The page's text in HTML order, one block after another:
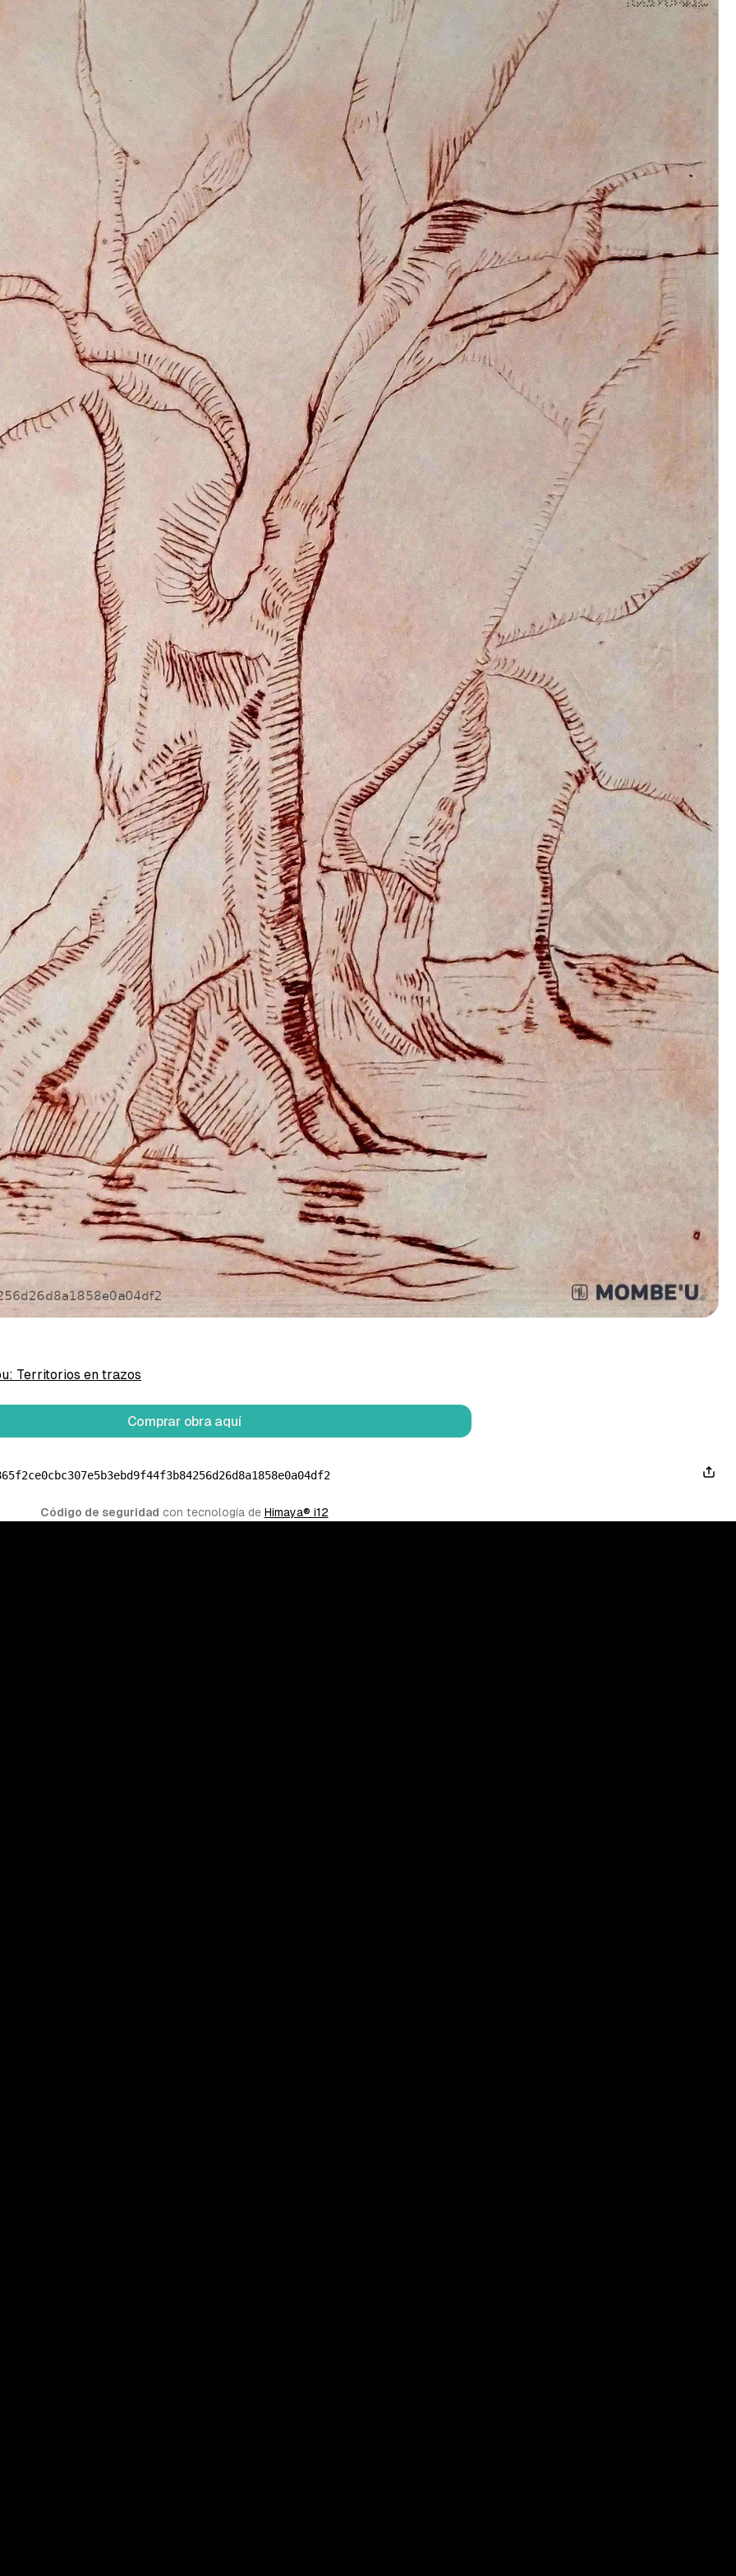
Maria Renee
cartulina Prisma de 120gr.
Territorios en trazos
Comprar obra aquí
Código de seguridad con tecnología de Himaya® i12